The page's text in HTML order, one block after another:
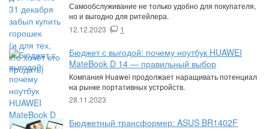
Самообслуживание не только удобно для покупателя,
но и выгодно для ритейлера.
12.12.2023
1
Бюджет с выгодой: почему ноутбук HUAWEI
MateBook D 14 — правильный выбор
Компания Huawei продолжает наращивать потенциал
на рынке портативных устройств.
28.11.2023
Бюджетный трансформер: ASUS BR1402F